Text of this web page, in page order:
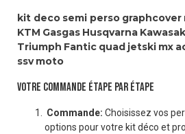
kit deco semi perso graphcover
KTM Gasgas Husqvarna
Triumph Fantic quad jetski mx
ssv moto
VOTRE COMMANDE ÉTAPE PAR ÉTAPE
Commande: Choisissez vos
options pour votre kit déco et